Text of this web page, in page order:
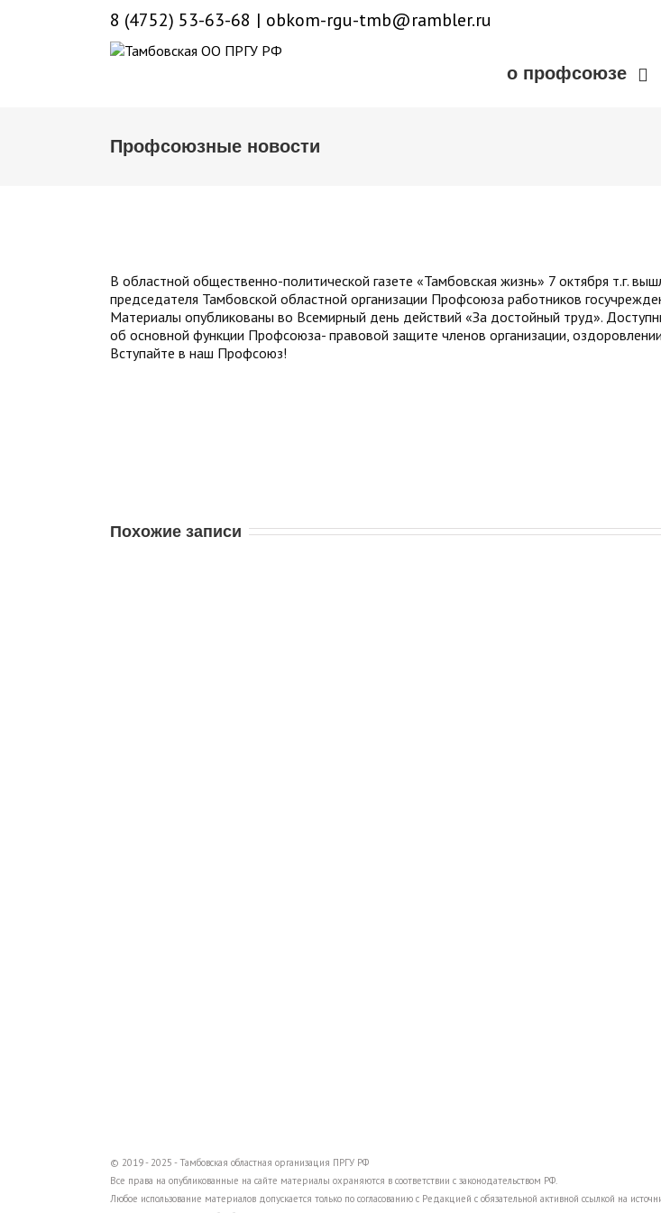
8 (4752) 53-63-68 | obkom-rgu-tmb@rambler.ru
о профсоюзе
Профсоюзные новости
В областной общественно-политической газете «Тамбовская жизнь» 7 октября т.г.
председателя Тамбовской областной организации Профсоюза работников
Материалы опубликованы во Всемирный день действий «За достойный труд».
об основной функции Профсоюза- правовой защите членов организации,
Вступайте в наш Профсоюз!
Похожие записи
© 2019 - 2025 - Тамбовская областная организация ПРГУ РФ
Все права на опубликованные на сайте материалы охраняются в соответствии с законодательством РФ.
Любое использование материалов допускается только по согласованию с Редакцией с обязательной активной ссылкой на